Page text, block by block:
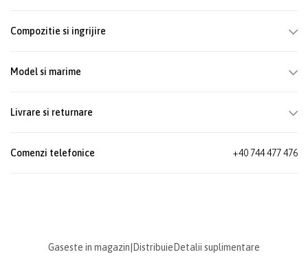
Compozitie si ingrijire
Model si marime
Livrare si returnare
Comenzi telefonice +40 744 477 476
Gaseste in magazin Distribuie Detalii suplimentare